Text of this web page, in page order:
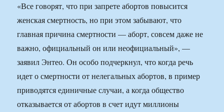
«Все говорят, что при запрете абортов повысится
женская смертность, но при этом забывают, что
главная причина смертности — аборт, совсем даже не
важно, официальный он или неофициальный», —
заявил Энтео. Он особо подчеркнул, что когда речь
идет о смертности от нелегальных абортов, в пример
приводятся единичные случаи, а когда общество
отказывается от абортов в счет идут миллионы